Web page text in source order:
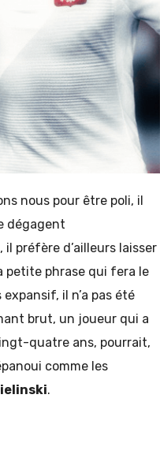
nous pour être poli, il
dégagent
préfère d’ailleurs laisser
petite phrase qui fera le
il n’a pas été
brut, un joueur qui a
quatre ans, pourrait,
comme les
.